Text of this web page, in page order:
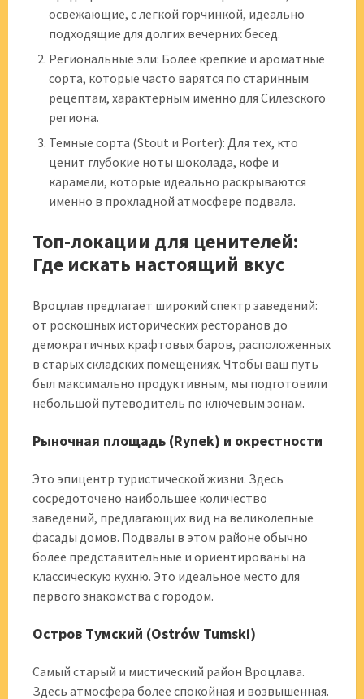
освежающие, с легкой горчинкой, идеально
подходящие для долгих вечерних бесед.
Региональные эли: Более крепкие и ароматные
сорта, которые часто варятся по старинным
рецептам, характерным именно для Силезского
региона.
Темные сорта (Stout и Porter): Для тех, кто
ценит глубокие ноты шоколада, кофе и
карамели, которые идеально раскрываются
именно в прохладной атмосфере подвала.
Топ-локации для ценителей:
Где искать настоящий вкус
Вроцлав предлагает широкий спектр заведений:
от роскошных исторических ресторанов до
демократичных крафтовых баров, расположенных
в старых складских помещениях. Чтобы ваш путь
был максимально продуктивным, мы подготовили
небольшой путеводитель по ключевым зонам.
Рыночная площадь (Rynek) и окрестности
Это эпицентр туристической жизни. Здесь
сосредоточено наибольшее количество
заведений, предлагающих вид на великолепные
фасады домов. Подвалы в этом районе обычно
более представительные и ориентированы на
классическую кухню. Это идеальное место для
первого знакомства с городом.
Остров Тумский (Ostrów Tumski)
Самый старый и мистический район Вроцлава.
Здесь атмосфера более спокойная и возвышенная.